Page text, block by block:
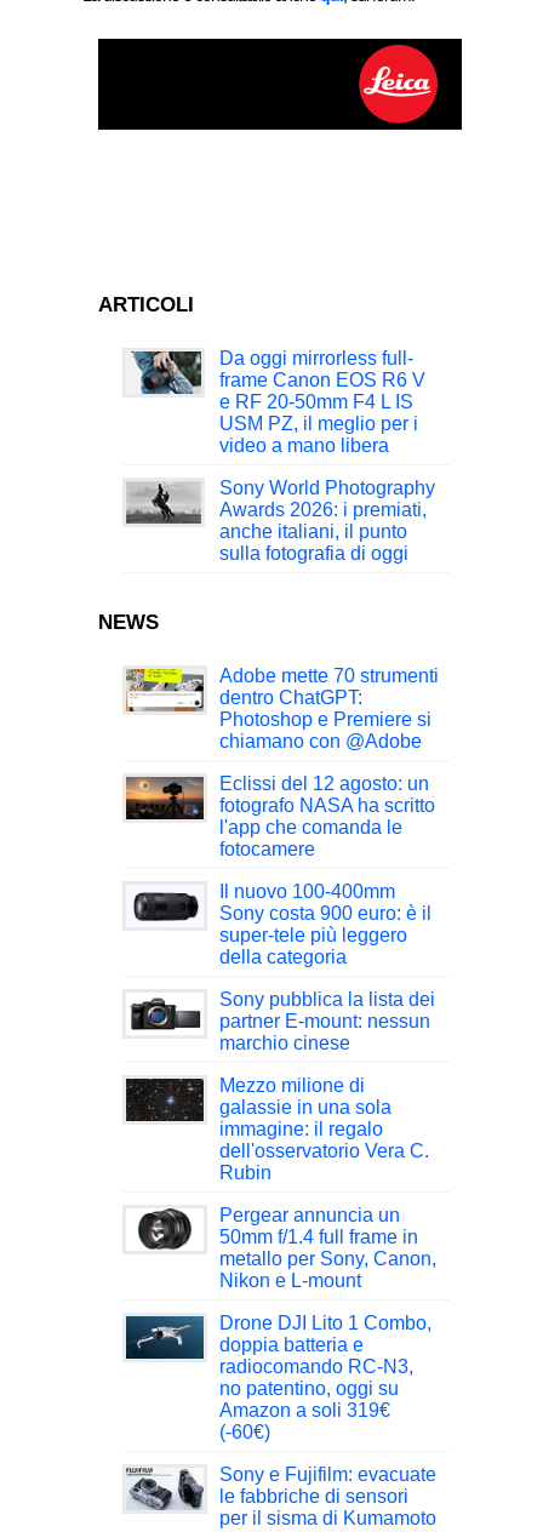
ARTICOLI
Da oggi mirrorless full-
frame Canon EOS R6 V
e RF 20-50mm F4 L IS
USM PZ, il meglio per i
video a mano libera
Sony World Photography
Awards 2026: i premiati,
anche italiani, il punto
sulla fotografia di oggi
NEWS
Adobe mette 70 strumenti
dentro ChatGPT:
Photoshop e Premiere si
chiamano con @Adobe
Eclissi del 12 agosto: un
fotografo NASA ha scritto
l'app che comanda le
fotocamere
Il nuovo 100-400mm
Sony costa 900 euro: è il
super-tele più leggero
della categoria
Sony pubblica la lista dei
partner E-mount: nessun
marchio cinese
Mezzo milione di
galassie in una sola
immagine: il regalo
dell'osservatorio Vera C.
Rubin
Pergear annuncia un
50mm f/1.4 full frame in
metallo per Sony, Canon,
Nikon e L-mount
Drone DJI Lito 1 Combo,
doppia batteria e
radiocomando RC-N3,
no patentino, oggi su
Amazon a soli 319€
(-60€)
Sony e Fujifilm: evacuate
le fabbriche di sensori
per il sisma di Kumamoto